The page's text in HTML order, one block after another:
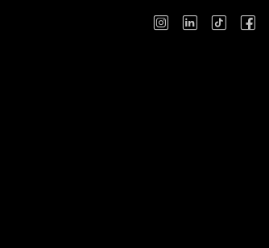
Instagram LinkedIn TikTok Facebook